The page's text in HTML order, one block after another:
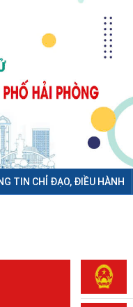
TIN CHỈ ĐẠO, ĐIỀU HÀNH